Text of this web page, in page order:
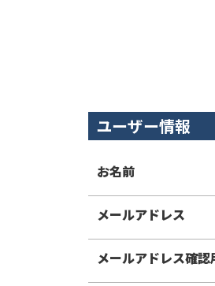
ユーザー情報
お名前
メールアドレス
メールアドレス確認